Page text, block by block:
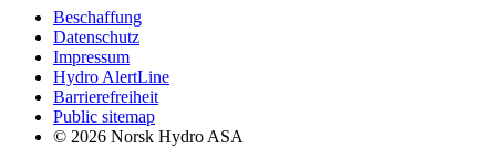
Beschaffung
Datenschutz
Impressum
Hydro AlertLine
Barrierefreiheit
Public sitemap
© 2026 Norsk Hydro ASA